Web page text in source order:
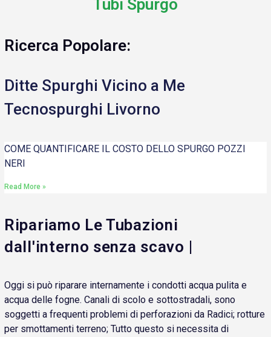
Tubi Spurgo
Ricerca Popolare:
Ditte Spurghi Vicino a Me
Tecnospurghi Livorno
COME QUANTIFICARE IL COSTO DELLO SPURGO POZZI
NERI
Read More »
Ripariamo Le Tubazioni
dall'interno senza scavo |
Oggi si può riparare internamente i condotti acqua pulita e
acqua delle fogne. Canali di scolo e sottostradali, sono
soggetti a frequenti problemi di perforazioni da Radici; rotture
per smottamenti terreno; Tutto questo si necessita di